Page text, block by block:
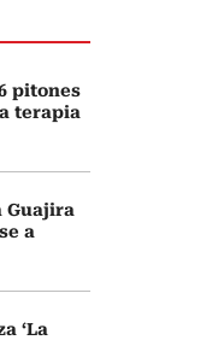
pitones
terapia
Guajira
a
‘La